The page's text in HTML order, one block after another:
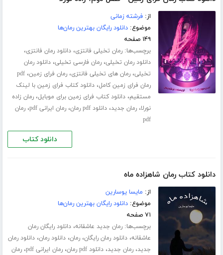
از:فرشته زمانی
موضوع:دانلود رایگان بهترین رمان‌ها
۱۴۹ صفحه
برچسب‌ها:رمان تخیلی فانتزی،دانلود رمان فانتزی،
دانلود رمان تخیلی،رمان فارسی تخیلی،دانلود رمان
تخیلی،رمان های تخیلی فانتزی،رمان فرای زمین،pdf
رمان فرای زمین کامل،دانلود کتاب فرای زمین با لینک
مستقیم،دانلود کتاب فرای زمین برای موبایل،رمان زاده
نورلا،رمان جدید،دانلود pdf رمان ،رمان ایرانی pdf ،رمان
pdf
دانلود کتاب
دانلود کتاب رمان شاهزاده ماه
از: مایسا یوسارین
موضوع:دانلود رایگان بهترین رمان‌ها
۷۱ صفحه
برچسب‌ها:رمان جدید عاشقانه،دانلود رایگان رمان
عاشقانه،دانلود رمان رایگان،رمان،دانلود رمان،دانلود رمان
جدید،رمان جدید،دانلود pdf رمان ،رمان ایرانی pdf ،رمان